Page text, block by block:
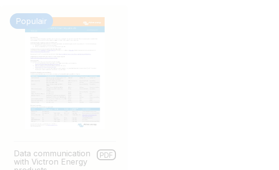
Populair
Data communication
with Victron Energy
PDF